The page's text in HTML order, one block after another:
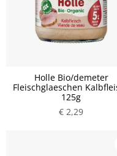
Holle Bio/demeter
Fleischglaeschen
125g
€ 2,29